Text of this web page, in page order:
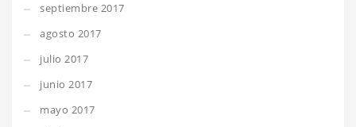
septiembre 2017
agosto 2017
julio 2017
junio 2017
mayo 2017